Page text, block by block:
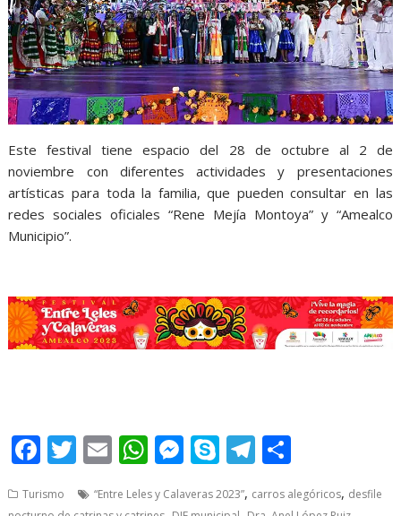
Este festival tiene espacio del 28 de octubre al 2 de
noviembre con diferentes actividades y presentaciones
artísticas para toda la familia, que pueden consultar en las
redes sociales oficiales “Rene Mejía Montoya” y “Amealco
Municipio”.
F
e
T
itt
E
ai
W
at
M
ss
S
y
T
e ar
Turismo “Entre Leles y Calaveras 2023”, carros alegóricos, desfile